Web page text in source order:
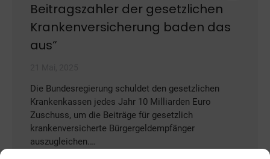
Beitragszahler der gesetzlichen
Krankenversicherung baden das
aus“
Die Bundesregierung schuldet den gesetzlichen
Krankenkassen jedes Jahr 10 Milliarden Euro
Zuschuss, um die Beiträge für gesetzlich
krankenversicherte Bürgergeldempfänger
auszugleichen.…